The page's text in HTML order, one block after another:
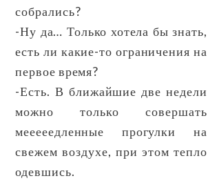
собрались?
-Ну да… Только хотела бы знать,
есть ли какие-то ограничения на
первое время?
-Есть. В ближайшие две недели
можно только совершать
мееееедленные прогулки на
свежем воздухе, при этом тепло
одевшись.